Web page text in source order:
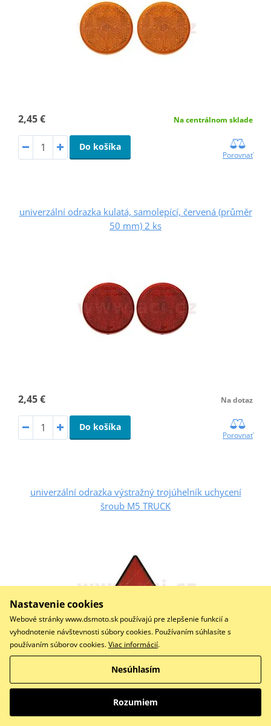
2,45 € Na centrálnom sklade
Do košíka
Porovnať
univerzální odrazka kulatá, samolepící, červená (průměr
50 mm) 2 ks
2,45 € Na dotaz
Do košíka
Porovnať
univerzální odrazka výstražný trojúhelník uchycení
šroub M5 TRUCK
Do košíka
Porovnať
Nastavenie cookies
Webové stránky www.dsmoto.sk používajú pre zlepšenie funkcií a
vyhodnotenie návštevnosti súbory cookies. Používaním súhlasíte s
používaním súborov cookies.Viac informácií.
Nesúhlasím
Rozumiem